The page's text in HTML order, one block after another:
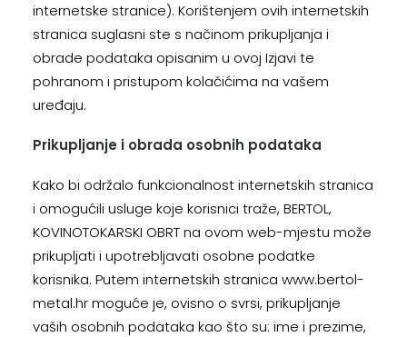
internetske stranice). Korištenjem ovih internetskih
stranica suglasni ste s načinom prikupljanja i
obrade podataka opisanim u ovoj Izjavi te
pohranom i pristupom kolačićima na vašem
uređaju.
Prikupljanje i obrada osobnih podataka
Kako bi održalo funkcionalnost internetskih stranica
i omogućili usluge koje korisnici traže, BERTOL,
KOVINOTOKARSKI OBRT na ovom web-mjestu može
prikupljati i upotrebljavati osobne podatke
korisnika. Putem internetskih stranica www.bertol-
metal.hr moguće je, ovisno o svrsi, prikupljanje
vaših osobnih podataka kao što su: ime i prezime,